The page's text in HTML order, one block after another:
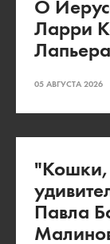
О
Ларри
Лапьера
05 АВГУСТА 2026
"Кошки,
Павла